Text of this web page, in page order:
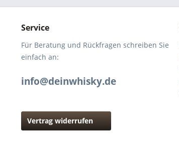
Service
Für Beratung und Rückfragen schreiben Sie
einfach an:
info@deinwhisky.de
Vertrag widerrufen